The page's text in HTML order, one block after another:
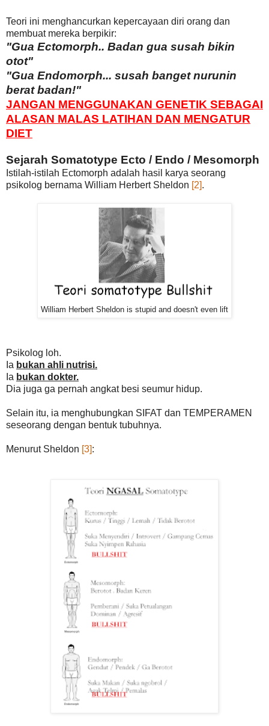
Teori ini menghancurkan kepercayaan diri orang dan
membuat mereka berpikir:
"Gua Ectomorph.. Badan gua susah bikin
otot"
"Gua Endomorph... susah banget nurunin
berat badan!"
JANGAN MENGGUNAKAN GENETIK SEBAGAI
ALASAN MALAS LATIHAN DAN MENGATUR
DIET
Sejarah Somatotype Ecto / Endo / Mesomorph
Istilah-istilah Ectomorph adalah hasil karya seorang
psikolog bernama William Herbert Sheldon [2].
William Herbert Sheldon is stupid and doesn't even lift
Psikolog loh.
Ia bukan ahli nutrisi.
Ia bukan dokter.
Dia juga ga pernah angkat besi seumur hidup.
Selain itu, ia menghubungkan SIFAT dan TEMPERAMEN
seseorang dengan bentuk tubuhnya.
Menurut Sheldon [3]: